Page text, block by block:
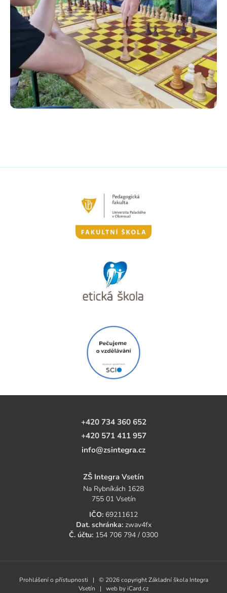
+420 734 360 652
+420 571 411 957
info@zsintegra.cz
ZŠ Integra Vsetín
Na Rybníkách 1628
755 01 Vsetín
IČO: 69211612
Dat. schránka: zwav4fx
Č. účtu: 154 706 794 / 0300
Prohlášení o přístupnosti | © 2026 copyright Základní škola Integra
Vsetín | web by iCard.cz